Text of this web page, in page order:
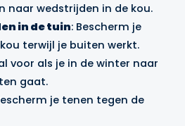
naar wedstrijden in de kou.
in de tuin: Bescherm je
terwijl je buiten werkt.
voor als je in de winter naar
gaat.
je tenen tegen de